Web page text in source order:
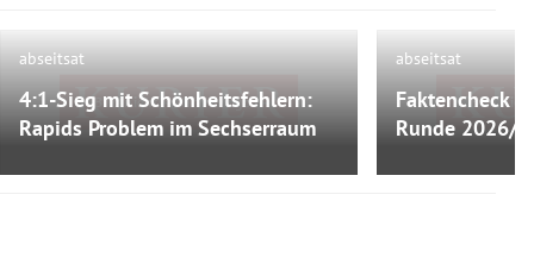
Bild nicht mehr verfügbar
abseitsat
4:1-Sieg mit Schönheitsfehlern:
Rapids Problem im Sechserraum
Bild
abseitsat
Faktencheck
Runde 2026/